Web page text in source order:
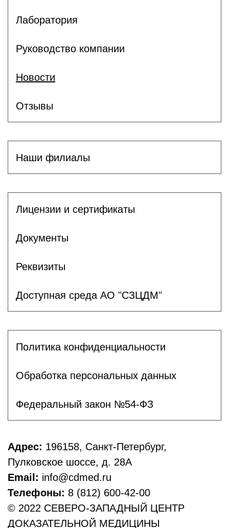
Лаборатория
Руководство компании
Новости
Отзывы
Наши филиалы
Лицензии и сертификаты
Документы
Реквизиты
Доступная среда АО "СЗЦДМ"
Политика конфиденциальности
Обработка персональных данных
Федеральный закон №54-ФЗ
Адрес: 196158, Санкт-Петербург,
Пулковское шоссе, д. 28А
Email: info@cdmed.ru
Телефоны: 8 (812) 600-42-00
© 2022 СЕВЕРО-ЗАПАДНЫЙ ЦЕНТР
ДОКАЗАТЕЛЬНОЙ МЕДИЦИНЫ